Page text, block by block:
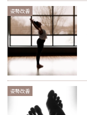
姿勢改善
姿勢改善